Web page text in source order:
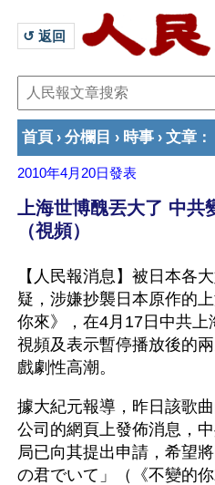
↺ 返回
首頁 › 分欄目 › 時事 › 文章 ：
2010年4月20日發表
上海世博醜丟大了 中共
（視頻）
【人民報消息】被日本各
疑，涉嫌抄襲日本原作的
你來》，在4月17日中共
視頻及表示暫停播放後的
戲劇性高潮。
據大紀元報導，昨日該歌
公司的網頁上發佈消息，
局已向其提出申請，希望
の君でいて」（《不變的